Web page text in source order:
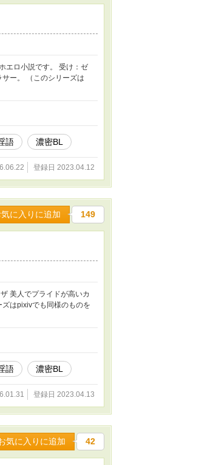
エロ小説です。 受け：ゼ
ー。 （このシリーズは
語 濃密BL
登録日 2023.04.12
気に入りに追加 149
美人でプライドが高いカ
はpixivでも同様のものを
語 濃密BL
登録日 2023.04.13
気に入りに追加 42